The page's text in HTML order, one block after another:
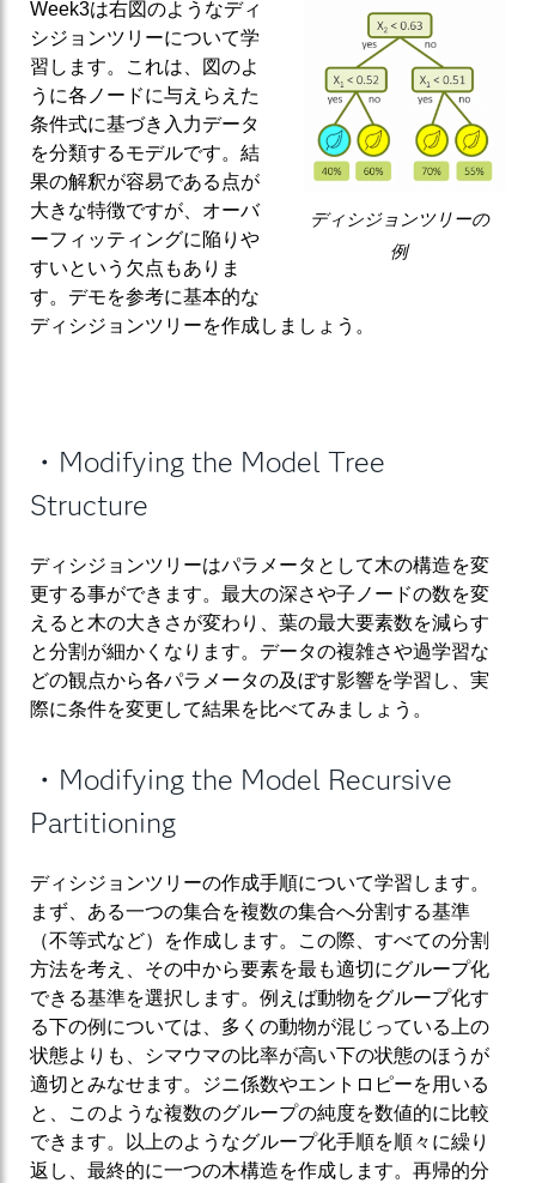
ディシジョンツリーの
例
Week3は右図のようなディ
シジョンツリーについて学
習します。これは、図のよ
うに各ノードに与えらえた
条件式に基づき入力データ
を分類するモデルです。結
果の解釈が容易である点が
大きな特徴ですが、オーバ
ーフィッティングに陥りや
すいという欠点もありま
す。デモを参考に基本的な
ディシジョンツリーを作成しましょう。
・Modifying the Model Tree
Structure
ディシジョンツリーはパラメータとして木の構造を変
更する事ができます。最大の深さや子ノードの数を変
えると木の大きさが変わり、葉の最大要素数を減らす
と分割が細かくなります。データの複雑さや過学習な
どの観点から各パラメータの及ぼす影響を学習し、実
際に条件を変更して結果を比べてみましょう。
・Modifying the Model Recursive
Partitioning
ディシジョンツリーの作成手順について学習します。
まず、ある一つの集合を複数の集合へ分割する基準
（不等式など）を作成します。この際、すべての分割
方法を考え、その中から要素を最も適切にグループ化
できる基準を選択します。例えば動物をグループ化す
る下の例については、多くの動物が混じっている上の
状態よりも、シマウマの比率が高い下の状態のほうが
適切とみなせます。ジニ係数やエントロピーを用いる
と、このような複数のグループの純度を数値的に比較
できます。以上のようなグループ化手順を順々に繰り
返し、最終的に一つの木構造を作成します。再帰的分